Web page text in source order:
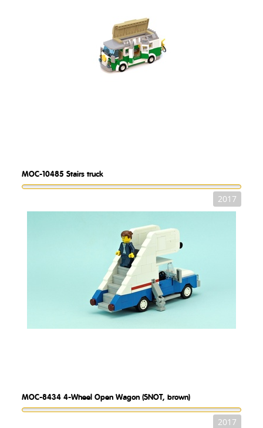
MOC-10485 Stairs truck
2017
MOC-8434 4-Wheel Open Wagon (SNOT, brown)
2017